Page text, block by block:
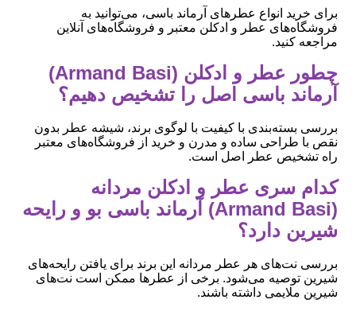
برای خرید انواع عطرهای آرماند باسی، می‌توانید به
فروشگاه‌های عطر و ادکلن معتبر و فروشگاه‌های آنلاین
مراجعه کنید.
چطور عطر و ادکلن (Armand Basi)
آرماند باسی اصل را تشخیص دهیم؟
بررسی بسته‌بندی با کیفیت با لوگوی برند، شیشه عطر بدون
نقص با طراحی ساده و مدرن و خرید از فروشگاه‌های معتبر
راه تشخیص عطر اصل است.
کدام سری عطر و ادکلن مردانه
(Armand Basi) آرماند باسی بو و رایحه
شیرین دارد؟
بررسی نت‌های هر عطر مردانه این برند برای یافتن رایحه‌های
شیرین توصیه می‌شود. برخی از عطرها ممکن است نت‌های
شیرین ملایمی داشته باشند.